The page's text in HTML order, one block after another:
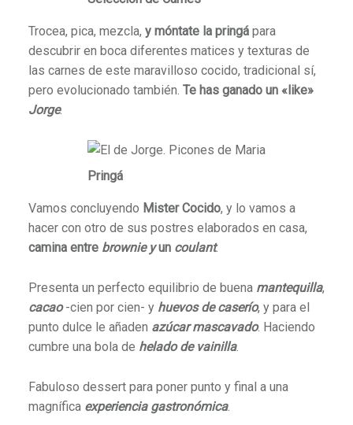
Trocea, pica, mezcla, y móntate la pringápara
descubrir en boca diferentes matices y texturas de
las carnes de este maravilloso cocido, tradicional sí,
pero evolucionado también. Te has ganado un «like»
Jorge.
Pringá
Vamos concluyendo Mister Cocido, y lo vamos a
hacer con otro de sus postres elaborados en casa,
camina entre brownie yun coulant.
Presenta un perfecto equilibrio de buena mantequilla,
cacao-cien por cien- y huevos de caserío, y para el
punto dulce le añaden azúcar mascavado. Haciendo
cumbre una bola de helado de vainilla.
Fabuloso dessert para poner punto y final a una
magnífica experiencia gastronómica.